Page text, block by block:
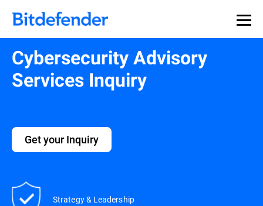
Cybersecurity Advisory
Services Inquiry
Get your Inquiry
Strategy & Leadership